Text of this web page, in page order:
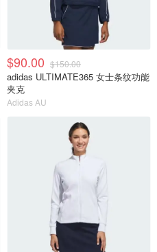
$90.00 $150.00
adidas ULTIMATE365 女士条纹功能
夹克
Adidas AU